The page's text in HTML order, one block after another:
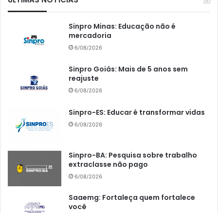
Sinpro Minas: Educação não é
mercadoria
6/08/2026
Sinpro Goiás: Mais de 5 anos sem
reajuste
6/08/2026
Sinpro-ES: Educar é transformar vidas
6/08/2026
Sinpro-BA: Pesquisa sobre trabalho
extraclasse não pago
6/08/2026
Saaemg: Fortaleça quem fortalece
você